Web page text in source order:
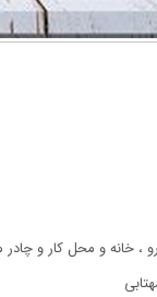
، خانه و محل کار و